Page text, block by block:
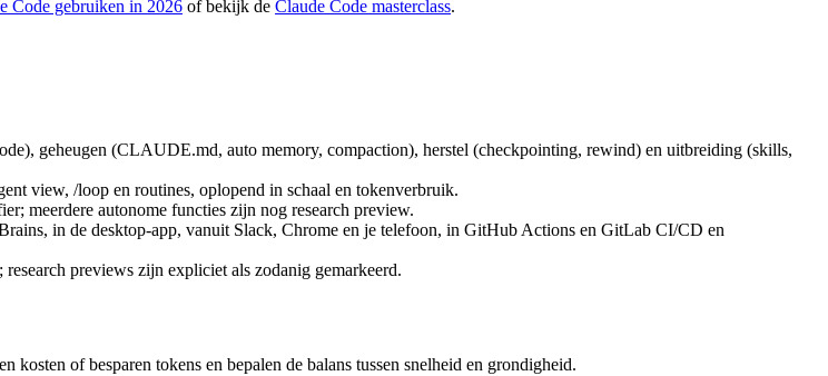
Code gebruiken in 2026 of bekijk de Claude Code masterclass.
geheugen (CLAUDE.md, auto memory, compaction), herstel (checkpointing, rewind) en uitbreiding (skills,
view, /loop en routines, oplopend in schaal en tokenverbruik.
meerdere autonome functies zijn nog research preview.
in de desktop-app, vanuit Slack, Chrome en je telefoon, in GitHub Actions en GitLab CI/CD en
previews zijn expliciet als zodanig gemarkeerd.
of besparen tokens en bepalen de balans tussen snelheid en grondigheid.